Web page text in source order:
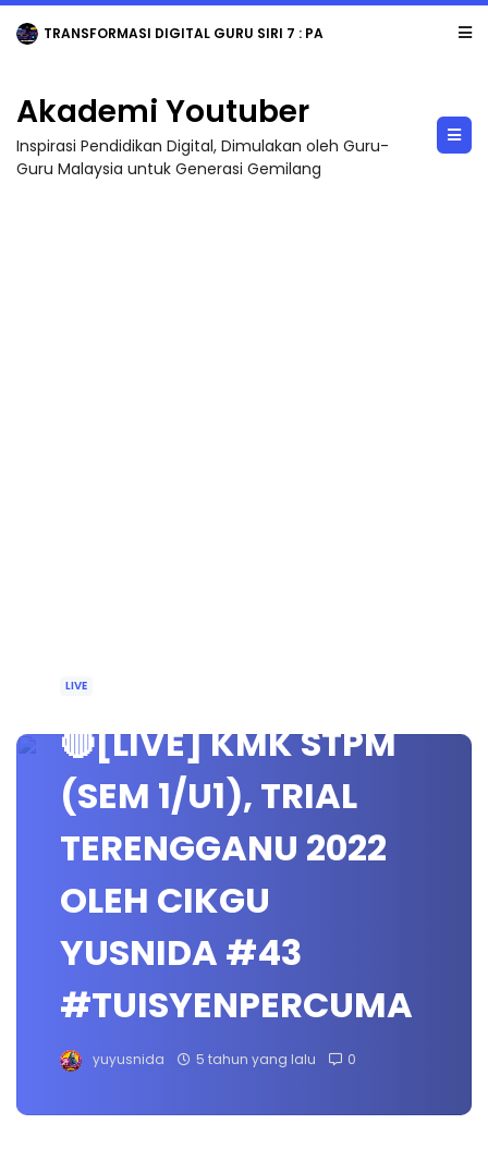
TRANSFORMASI DIGITAL GURU SIRI 7 : PAHLAWAN DIGITAL PENYELAMAT DUNIA
Akademi Youtuber
Inspirasi Pendidikan Digital, Dimulakan oleh Guru-
Guru Malaysia untuk Generasi Gemilang
LIVE
🔴[LIVE] KMK STPM
(SEM 1/U1), TRIAL
TERENGGANU 2022
OLEH CIKGU
YUSNIDA #43
#TUISYENPERCUMA
yuyusnida 5 tahun yang lalu 0